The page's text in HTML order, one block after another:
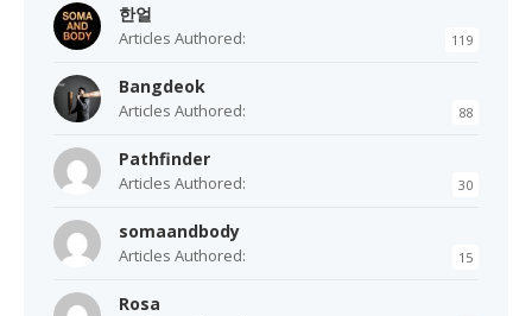
한얼
Articles Authored: 119
Bangdeok
Articles Authored: 88
Pathfinder
Articles Authored: 30
somaandbody
Articles Authored: 15
Rosa